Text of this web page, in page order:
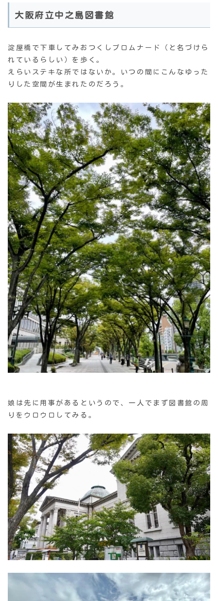
大阪府立中之島図書館
淀屋橋で下車してみおつくしプロムナード（と名づけら
れているらしい）を歩く。
えらいステキな所ではないか。いつの間にこんなゆった
りした空間が生まれたのだろう。
娘は先に用事があるというので、一人でまず図書館の周
りをウロウロしてみる。